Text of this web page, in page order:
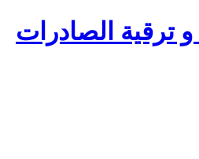
و ترقية الصادرات